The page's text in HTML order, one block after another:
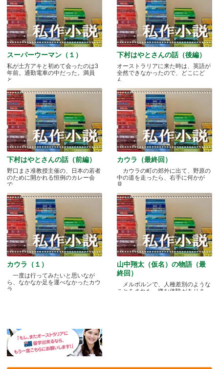
スーパーウーマン（１）
私が土方アキと初めて会ったのは3
年前。通勤電車の中だった。満員
と.....
下村はやとさんの話（後編）
オーストラリアに来た時は、英語が
全然できなかったので、どこにど
ん.....
下村はやとさんの話（前編）
野口まさ准教授主催の、日本の若者
のために開かれる恒例のカレー会
で.....
カウラ（最終回）
カウラの町の郊外に出て、野原の
中の道を走ったら、右手に何かが
見.....
カウラ（１）
一度は行ってみたいと思いなが
ら、なかなか足を運べなかったカウ
ラ.....
山中翔太（仮名）の物語（最
終回）
メルボルンで、人種差別のような
ことをされた、嫌な体験がありま